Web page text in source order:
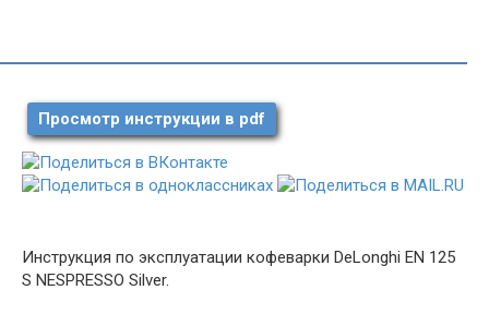
Просмотр инструкции в pdf
Инструкция по эксплуатации кофеварки DeLonghi EN 125
S NESPRESSO Silver.